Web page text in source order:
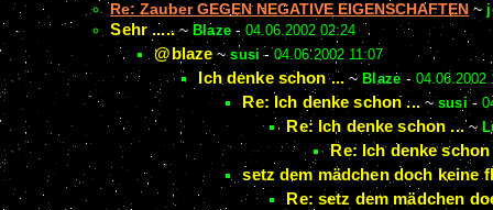
Re: Zauber GEGEN NEGATIVE EIGENSCHAFTEN ~
Sehr .....~ Blaze -04.06.2002 02:24
@blaze ~susi -04.06.2002 11:07
Ich denke schon ... ~ Blaze-04.06.2002
Re: Ich denke schon ...~susi-
Re: Ich denke schon ...~
Re: Ich denke schon
setz dem mädchen doch keine
Re: setz dem mädchen